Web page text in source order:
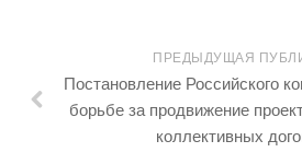
ПРЕДЫДУЩАЯ
Постановление Российского
борьбе за продвижение
коллективных